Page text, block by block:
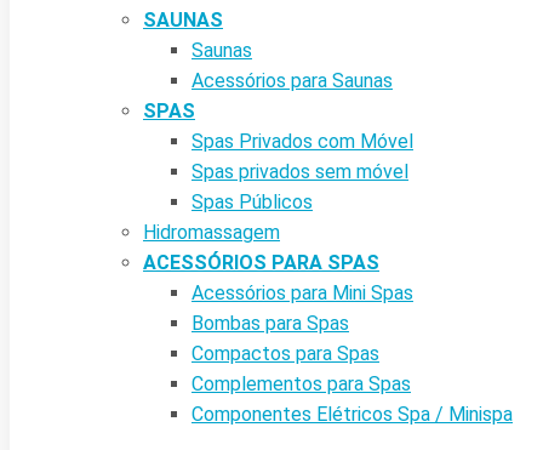
SAUNAS
Saunas
Acessórios para Saunas
SPAS
Spas Privados com Móvel
Spas privados sem móvel
Spas Públicos
Hidromassagem
ACESSÓRIOS PARA SPAS
Acessórios para Mini Spas
Bombas para Spas
Compactos para Spas
Complementos para Spas
Componentes Elétricos Spa / Minispa